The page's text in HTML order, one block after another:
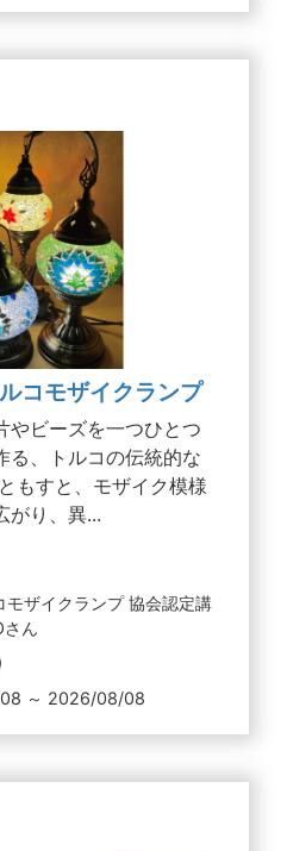
モザイクランプ
やビーズを一つひとつ
る、トルコの伝統的な
もすと、モザイク模様
がり、異...
モザイクランプ 協会認定講
ん
～ 2026/08/08